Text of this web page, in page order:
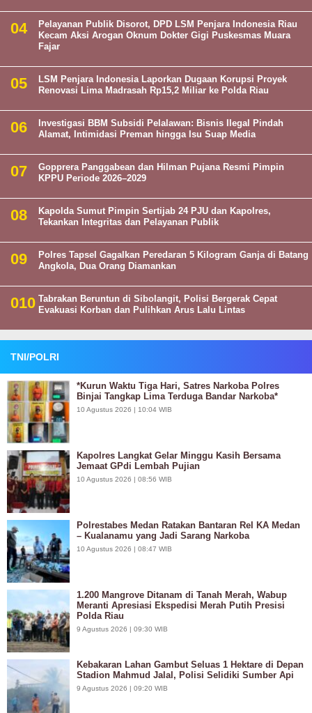
Pelayanan Publik Disorot, DPD LSM Penjara Indonesia Riau
Kecam Aksi Arogan Oknum Dokter Gigi Puskesmas Muara
Fajar
LSM Penjara Indonesia Laporkan Dugaan Korupsi Proyek
Renovasi Lima Madrasah Rp15,2 Miliar ke Polda Riau
Investigasi BBM Subsidi Pelalawan: Bisnis Ilegal Pindah
Alamat, Intimidasi Preman hingga Isu Suap Media
Gopprera Panggabean dan Hilman Pujana Resmi Pimpin
KPPU Periode 2026–2029
Kapolda Sumut Pimpin Sertijab 24 PJU dan Kapolres,
Tekankan Integritas dan Pelayanan Publik
Polres Tapsel Gagalkan Peredaran 5 Kilogram Ganja di Batang
Angkola, Dua Orang Diamankan
Tabrakan Beruntun di Sibolangit, Polisi Bergerak Cepat
Evakuasi Korban dan Pulihkan Arus Lalu Lintas
TNI/POLRI
*Kurun Waktu Tiga Hari, Satres Narkoba Polres
Binjai Tangkap Lima Terduga Bandar Narkoba*
10 Agustus 2026 | 10:04 WIB
Kapolres Langkat Gelar Minggu Kasih Bersama
Jemaat GPdi Lembah Pujian
10 Agustus 2026 | 08:56 WIB
Polrestabes Medan Ratakan Bantaran Rel KA Medan
– Kualanamu yang Jadi Sarang Narkoba
10 Agustus 2026 | 08:47 WIB
1.200 Mangrove Ditanam di Tanah Merah, Wabup
Meranti Apresiasi Ekspedisi Merah Putih Presisi
Polda Riau
9 Agustus 2026 | 09:30 WIB
Kebakaran Lahan Gambut Seluas 1 Hektare di Depan
Stadion Mahmud Jalal, Polisi Selidiki Sumber Api
9 Agustus 2026 | 09:20 WIB